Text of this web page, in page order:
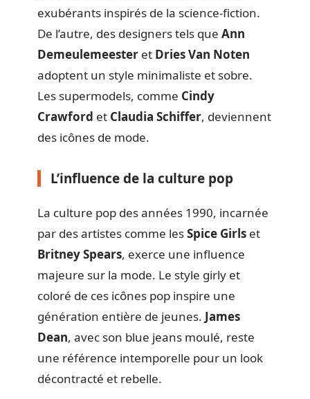
exubérants inspirés de la science-fiction.
De l’autre, des designers tels que Ann
Demeulemeester et Dries Van Noten
adoptent un style minimaliste et sobre.
Les supermodels, comme Cindy
Crawford et Claudia Schiffer, deviennent
des icônes de mode.
L’influence de la culture pop
La culture pop des années 1990, incarnée
par des artistes comme lesSpice Girls et
Britney Spears, exerce une influence
majeure sur la mode. Le style girly et
coloré de ces icônes pop inspire une
génération entière de jeunes. James
Dean, avec son blue jeans moulé, reste
une référence intemporelle pour un look
décontracté et rebelle.